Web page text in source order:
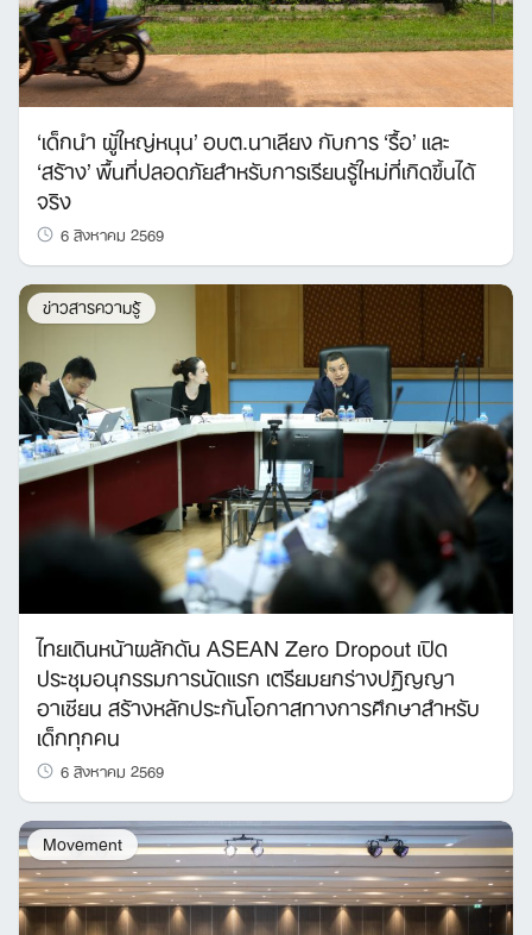
‘เด็กนำ ผู้ใหญ่หนุน’ อบต.นาเลียง กับการ ‘รื้อ’ และ
‘สร้าง’ พื้นที่ปลอดภัยสำหรับการเรียนรู้ใหม่ที่เกิดขึ้นได้
จริง
6 สิงหาคม 2569
ข่าวสารความรู้
ไทยเดินหน้าผลักดัน ASEAN Zero Dropout เปิด
ประชุมอนุกรรมการนัดแรก เตรียมยกร่างปฏิญญา
อาเซียน สร้างหลักประกันโอกาสทางการศึกษาสำหรับ
เด็กทุกคน
6 สิงหาคม 2569
Movement